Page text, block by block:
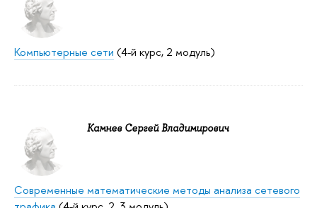
Компьютерные сети (4-й курс, 2 модуль)
Камнев Сергей Владимирович
Современные математические методы анализа сетевого